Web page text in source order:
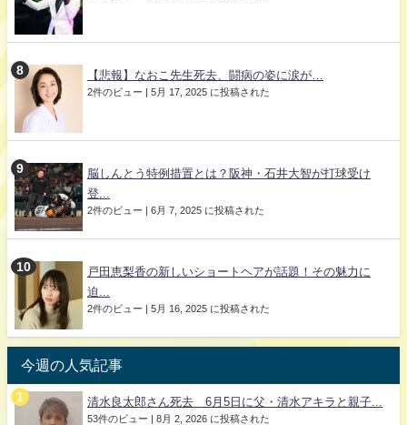
【悲報】なおこ先生死去、闘病の姿に涙が…
2件のビュー | 5月 17, 2025 に投稿された
脳しんとう特例措置とは？阪神・石井大智が打球受け
登...
2件のビュー | 6月 7, 2025 に投稿された
戸田恵梨香の新しいショートヘアが話題！その魅力に
迫...
2件のビュー | 5月 16, 2025 に投稿された
今週の人気記事
清水良太郎さん死去 6月5日に父・清水アキラと親子...
53件のビュー | 8月 2, 2026 に投稿された